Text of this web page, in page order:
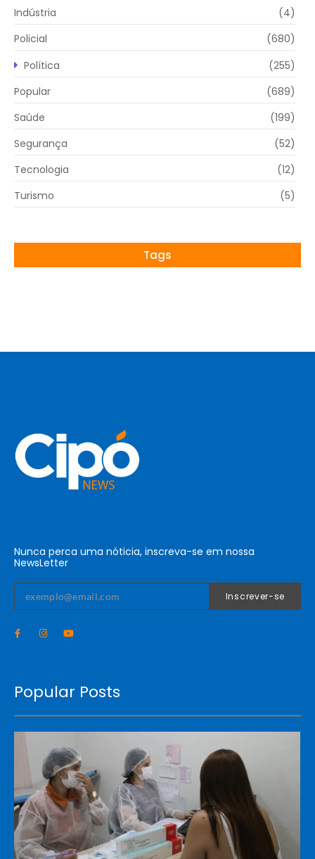
Indústria
(4)
Policial
(680)
Política
(255)
Popular
(689)
Saúde
(199)
Segurança
(52)
Tecnologia
(12)
Turismo
(5)
Tags
Nunca perca uma nóticia, inscreva-se em nossa
NewsLetter
Inscrever-se
Popular Posts